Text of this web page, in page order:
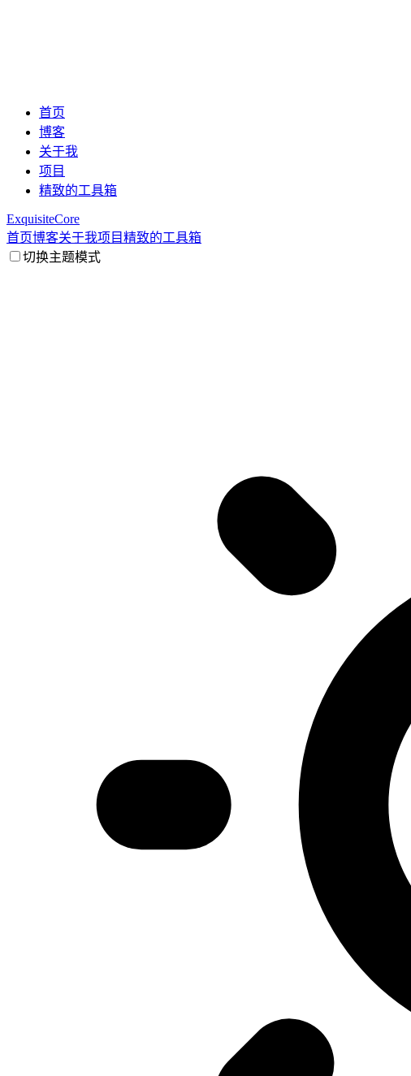
首页
博客
关于我
项目
精致的工具箱
ExquisiteCore
首页博客关于我项目精致的工具箱
切换主题模式